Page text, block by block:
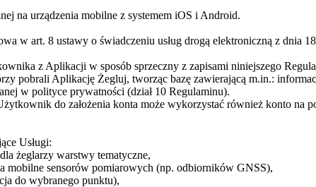
na urządzenia mobilne z systemem iOS i Android.
w art. 8 ustawy o świadczeniu usług drogą elektroniczną z dnia
z Aplikacji w sposób sprzeczny z zapisami niniejszego
pobrali Aplikację Żegluj, tworząc bazę zawierającą m.in.:
w polityce prywatności (dział 10 Regulaminu).
do założenia konta może wykorzystać również konto na
Usługi:
żeglarzy warstwy tematyczne,
sensorów pomiarowych (np. odbiorników GNSS),
do wybranego punktu),